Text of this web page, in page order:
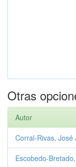
Otras
Autor
Corral-Rivas, José
Escobedo-